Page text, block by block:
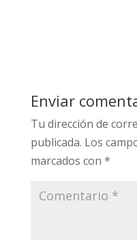
Enviar
Tu dirección de
publicada. Los
marcados con *